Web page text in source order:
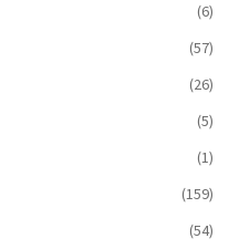
(6)
(57)
(26)
(5)
(1)
(159)
(54)